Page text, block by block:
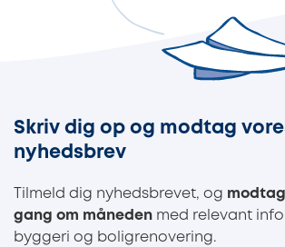
Skriv dig op og modtag
nyhedsbrev
Tilmeld dig nyhedsbrevet, og
gang om måneden med relevant
byggeri og boligrenovering.